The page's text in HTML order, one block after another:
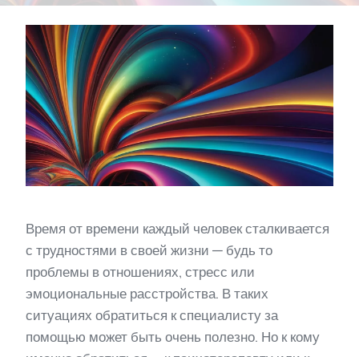
Время от времени каждый человек сталкивается
с трудностями в своей жизни — будь то
проблемы в отношениях, стресс или
эмоциональные расстройства. В таких
ситуациях обратиться к специалисту за
помощью может быть очень полезно. Но к кому